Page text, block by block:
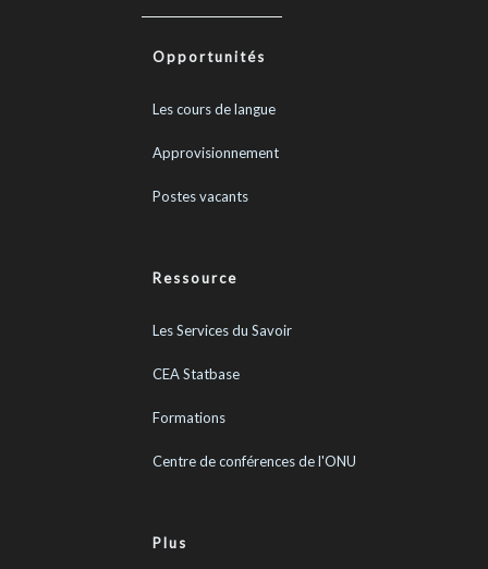
Opportunités
Les cours de langue
Approvisionnement
Postes vacants
Ressource
Les Services du Savoir
CEA Statbase
Formations
Centre de conférences de l'ONU
Plus